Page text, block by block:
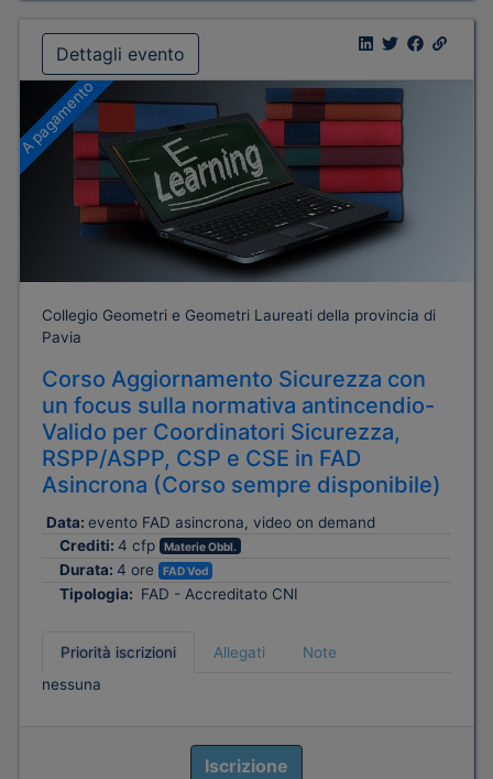
Dettagli evento
A pagamento
Collegio Geometri e Geometri Laureati della provincia di
Pavia
Corso Aggiornamento Sicurezza con
un focus sulla normativa antincendio-
Valido per Coordinatori Sicurezza,
RSPP/ASPP, CSP e CSE in FAD
Asincrona (Corso sempre disponibile)
Data: evento FAD asincrona, video on demand
Crediti: 4 cfp Materie Obbl.
Durata: 4 ore FAD Vod
Tipologia: FAD - Accreditato CNI
Priorità iscrizioni Allegati
Note
nessuna
Iscrizione